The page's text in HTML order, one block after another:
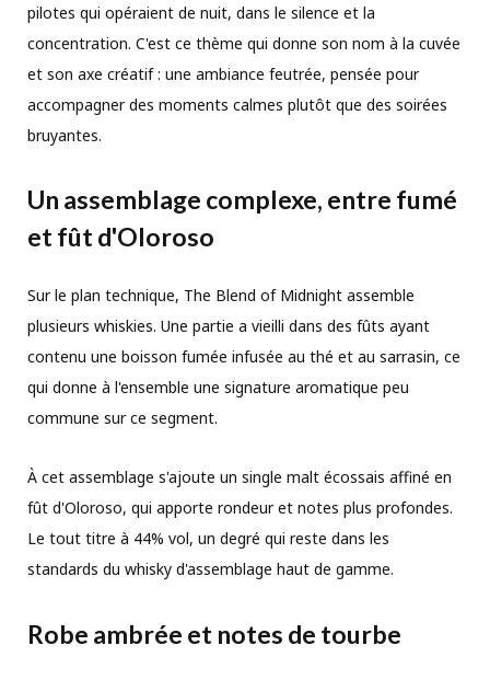
pilotes qui opéraient de nuit, dans le silence et la
concentration. C'est ce thème qui donne son nom à la cuvée
et son axe créatif : une ambiance feutrée, pensée pour
accompagner des moments calmes plutôt que des soirées
bruyantes.
Un assemblage complexe, entre fumé
et fût d'Oloroso
Sur le plan technique, The Blend of Midnight assemble
plusieurs whiskies. Une partie a vieilli dans des fûts ayant
contenu une boisson fumée infusée au thé et au sarrasin, ce
qui donne à l'ensemble une signature aromatique peu
commune sur ce segment.
À cet assemblage s'ajoute un single malt écossais affiné en
fût d'Oloroso, qui apporte rondeur et notes plus profondes.
Le tout titre à 44% vol, un degré qui reste dans les
standards du whisky d'assemblage haut de gamme.
Robe ambrée et notes de tourbe